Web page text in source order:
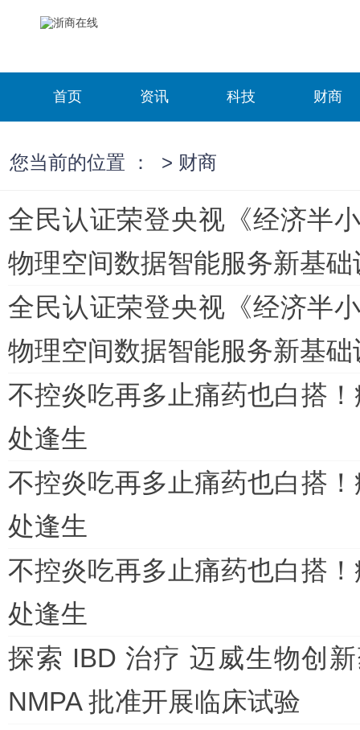
首页 资讯 科技 财商
您当前的位置 ： > 财商
全民认证荣登央视《经济半
物理空间数据智能服务新基础
全民认证荣登央视《经济半
物理空间数据智能服务新基础
不控炎吃再多止痛药也白搭
处逢生
不控炎吃再多止痛药也白搭
处逢生
不控炎吃再多止痛药也白搭
处逢生
探索 IBD 治疗 迈威生物创
NMPA 批准开展临床试验